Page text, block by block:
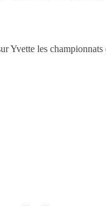
Yvette les championnats